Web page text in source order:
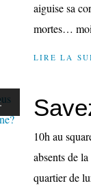
aiguise sa
mortes…
LIRE LA
10h au
absents de
quartier de